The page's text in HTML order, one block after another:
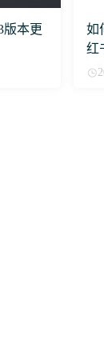
版本更
如
红